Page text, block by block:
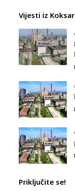
Vijesti iz
Priključite se!